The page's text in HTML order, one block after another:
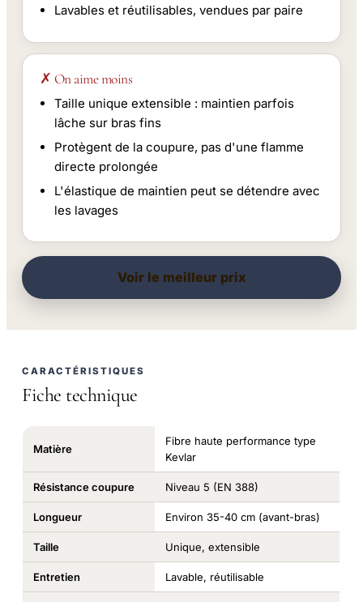
Lavables et réutilisables, vendues par paire
✗ On aime moins
Taille unique extensible : maintien parfois
lâche sur bras fins
Protègent de la coupure, pas d'une flamme
directe prolongée
L'élastique de maintien peut se détendre avec
les lavages
Voir le meilleur prix
CARACTÉRISTIQUES
Fiche technique
Matière
Fibre haute performance type
Kevlar
Résistance coupure Niveau 5 (EN 388)
Longueur Environ 35-40 cm (avant-bras)
Taille Unique, extensible
Entretien Lavable, réutilisable